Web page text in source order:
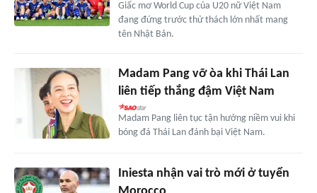
Giấc mơ World Cup của U20 nữ Việt Nam
đang đứng trước thử thách lớn nhất mang
tên Nhật Bản.
Madam Pang vỡ òa khi Thái Lan
liên tiếp thắng đậm Việt Nam
Madam Pang liên tục tận hưởng niềm vui khi
bóng đá Thái Lan đánh bại Việt Nam.
Iniesta nhận vai trò mới ở tuyển